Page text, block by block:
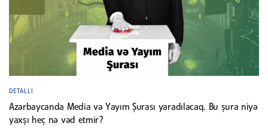
DETALLI
Azərbaycanda Media və Yayım Şurası yaradılacaq. Bu şura niyə
yaxşı heç nə vəd etmir?